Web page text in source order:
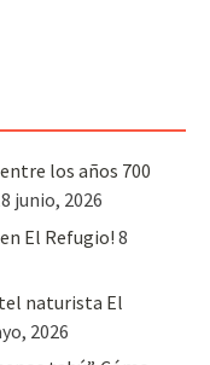
los años 700
junio, 2026
El Refugio! 8
naturista El
2026